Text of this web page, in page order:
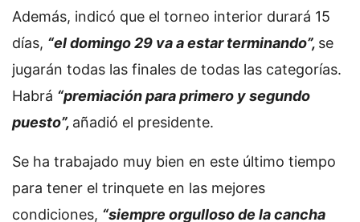
Además, indicó que el torneo interior durará 15
días, “el domingo 29 va a estar terminando”, se
jugarán todas las finales de todas las categorías.
Habrá “premiación para primero y segundo
puesto”, añadió el presidente.
Se ha trabajado muy bien en este último tiempo
para tener el trinquete en las mejores
condiciones, “siempre orgulloso de la cancha